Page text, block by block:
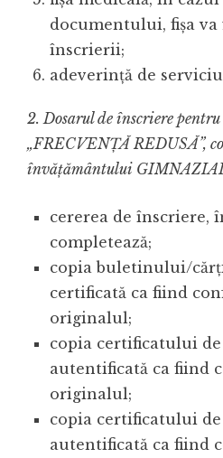
documentului, fişa
înscrierii;
adeverinţă de
2. Dosarul de înscriere
„FRECVENȚĂ REDUSĂ”,
învăţământului
cererea de înscriere,
completează;
copia buletinului/
certificată ca fiind
originalul;
copia certificatului de
autentificată ca fiind
originalul;
copia certificatului de
autentificată ca fiind